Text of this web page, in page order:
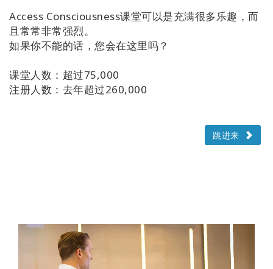
Access Consciousness课堂可以是充满很多乐趣，而
且常常非常强烈。
如果你不能的话，您会在这里吗？
课堂人数：超过75,000
注册人数：去年超过260,000
跳进来